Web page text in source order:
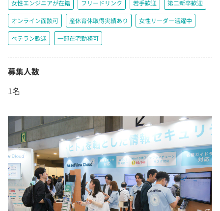
女性エンジニアが在籍 フリードリンク 若手歓迎 第二新卒歓迎
オンライン面談可 産休育休取得実績あり 女性リーダー活躍中
ベテラン歓迎 一部在宅勤務可
募集人数
1名